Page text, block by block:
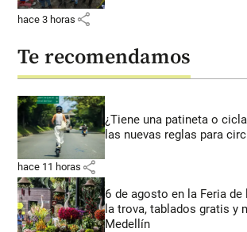
hace 3 horas share
Te recomendamos
¿Tiene una patineta o
las nuevas reglas para
hace 11 horas share
6 de agosto en la Feria
la trova, tablados gratis y
Medellín